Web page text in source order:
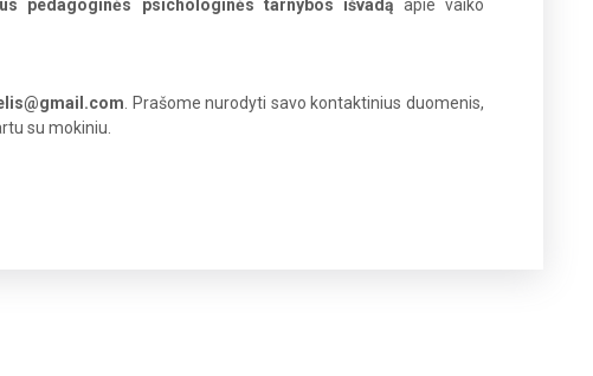
pedagoginės psichologinės tarnybos išvadą apie vaiko
. Prašome nurodyti savo kontaktinius duomenis,
su mokiniu.